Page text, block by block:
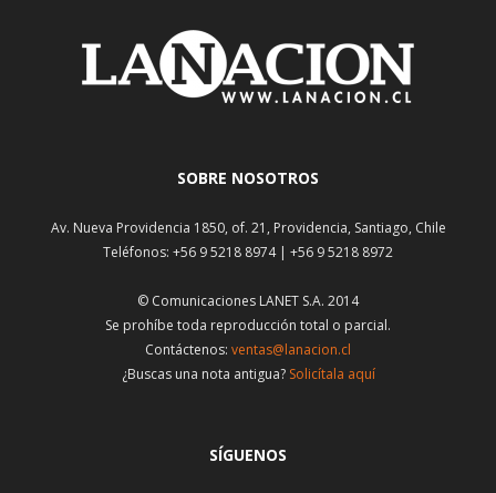
SOBRE NOSOTROS
Av. Nueva Providencia 1850, of. 21, Providencia, Santiago, Chile
Teléfonos: +56 9 5218 8974 | +56 9 5218 8972
© Comunicaciones LANET S.A. 2014
Se prohíbe toda reproducción total o parcial.
Contáctenos: ventas@lanacion.cl
¿Buscas una nota antigua? Solicítala aquí
SÍGUENOS